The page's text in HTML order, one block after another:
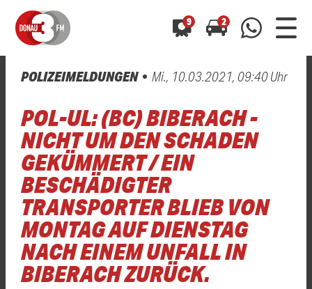
9 2
0800 0 490 400
01520 242 3333
Hast du auch einen Blitzer oder eine Verkehrsbehinderung
gesehen? Ganz einfach melden - kostenlos unter0800 0 490 400
oder perWhatsApp 01520 242 3333
Hast du auch einen Blitzer oder eine Verkehrsbehinderung
gesehen? Ganz einfach melden - kostenlos unter0800 0 490 400
oder perWhatsApp 01520 242 3333
POLIZEIMELDUNGEN Mi., 10.03.2021, 09:40 Uhr
POL-UL: (BC) BIBERACH -
NICHT UM DEN SCHADEN
GEKÜMMERT / EIN
BESCHÄDIGTER
TRANSPORTER BLIEB VON
MONTAG AUF DIENSTAG
NACH EINEM UNFALL IN
BIBERACH ZURÜCK.